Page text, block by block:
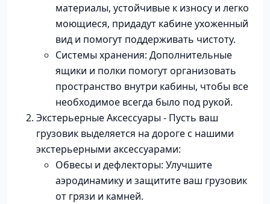
материалы, устойчивые к износу и легко
моющиеся, придадут кабине ухоженный
вид и помогут поддерживать чистоту.
Системы хранения: Дополнительные
ящики и полки помогут организовать
пространство внутри кабины, чтобы все
необходимое всегда было под рукой.
Экстерьерные Аксессуары - Пусть ваш
грузовик выделяется на дороге с нашими
экстерьерными аксессуарами:
Обвесы и дефлекторы: Улучшите
аэродинамику и защитите ваш грузовик
от грязи и камней.